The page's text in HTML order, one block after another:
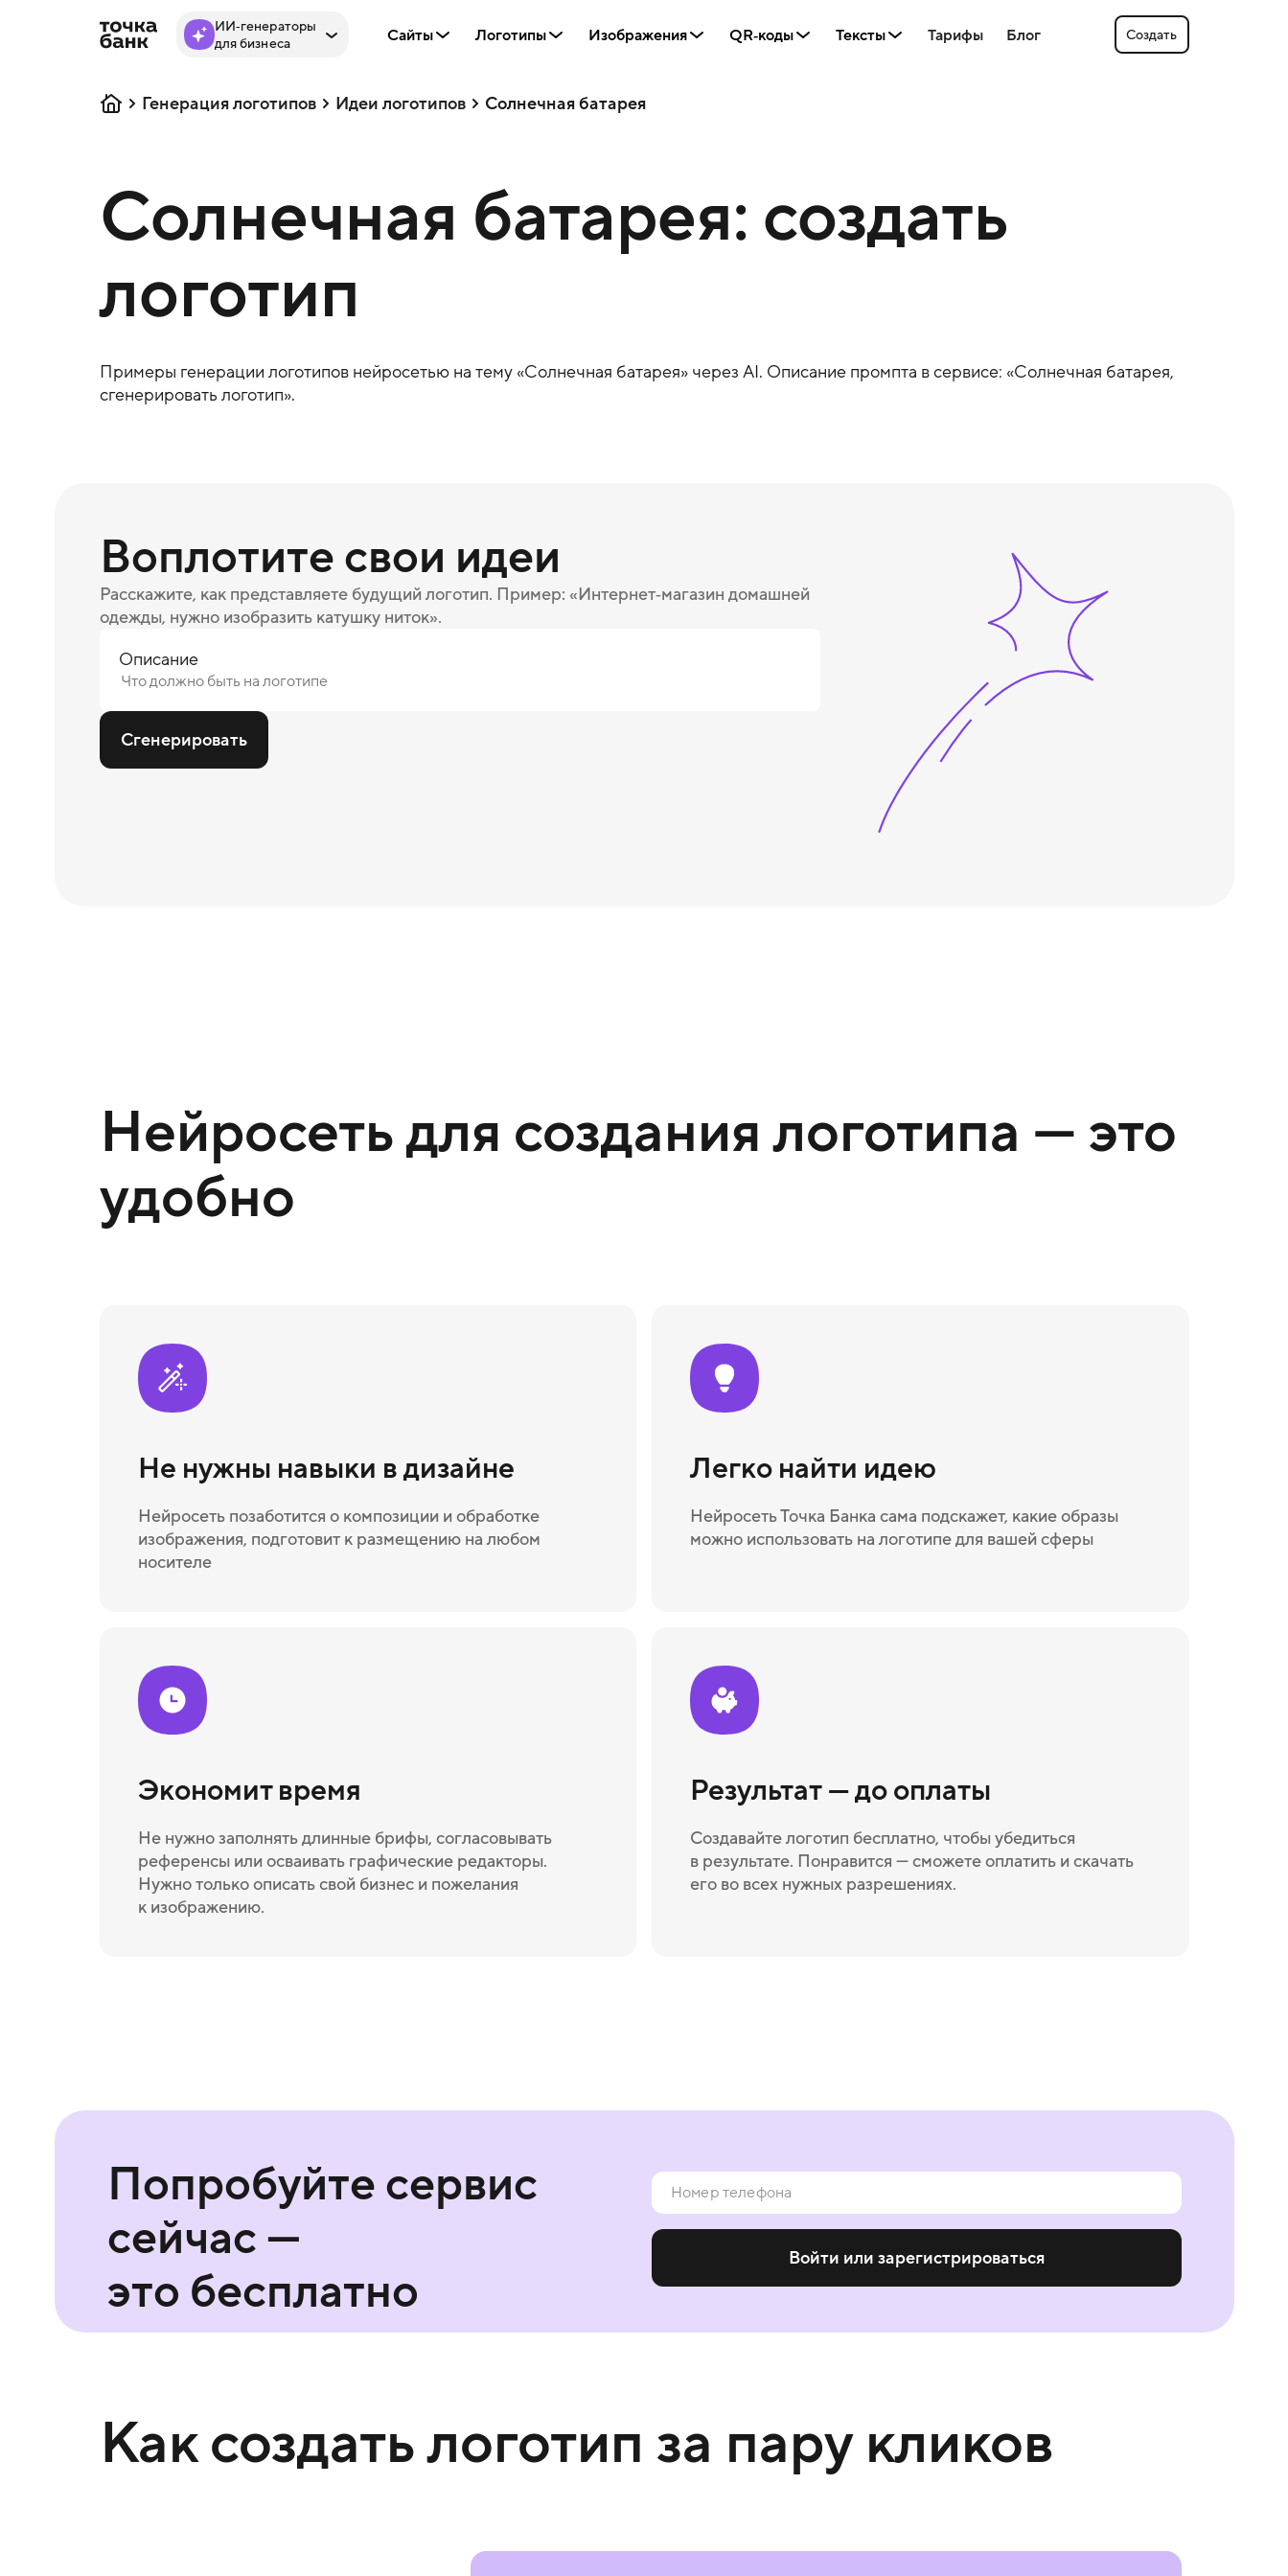
ИИ‑генераторы
для бизнеса
Сайты Логотипы Изображения QR‑коды Тексты Тарифы Блог Создать
Генерация логотипов Идеи логотипов Солнечная батарея
Солнечная батарея: создать
логотип
Примеры генерации логотипов нейросетью на тему «Солнечная батарея» через AI. Описание промпта в сервисе: «Солнечная батарея,
сгенерировать логотип».
Воплотите свои идеи
Расскажите, как представляете будущий логотип. Пример: «Интернет‑магазин домашней
одежды, нужно изобразить катушку ниток».
Описание
Сгенерировать
Нейросеть для создания логотипа — это
удобно
Не нужны навыки в дизайне
Нейросеть позаботится о композиции и обработке
изображения, подготовит к размещению на любом
носителе
Легко найти идею
Нейросеть Точка Банка сама подскажет, какие образы
можно использовать на логотипе для вашей сферы
Экономит время
Не нужно заполнять длинные брифы, согласовывать
референсы или осваивать графические редакторы.
Нужно только описать свой бизнес и пожелания
к изображению.
Результат — до оплаты
Создавайте логотип бесплатно, чтобы убедиться
в результате. Понравится — сможете оплатить и скачать
его во всех нужных разрешениях.
Попробуйте сервис
сейчас —
это бесплатно
Войти или зарегистрироваться
Как создать логотип за пару кликов